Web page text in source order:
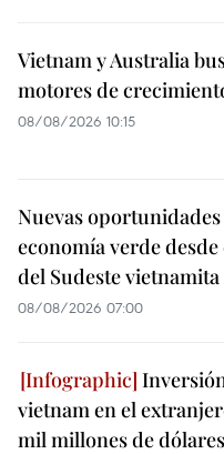
Vietnam y Australia
motores de
08/08/2026 10:15
Nuevas
economía verde
del Sudeste vietnamita
08/08/2026 07:00
vietnam en el
mil millones de